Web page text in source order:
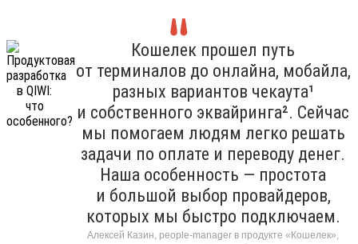
Кошелек прошел путь
от терминалов до онлайна, мобайла,
разных вариантов чекаута¹
и собственного эквайринга². Сейчас
мы помогаем людям легко решать
задачи по оплате и переводу денег.
Наша особенность — простота
и большой выбор провайдеров,
которых мы быстро подключаем.
Алексей Казин, people-manager в продукте «Кошелек»,